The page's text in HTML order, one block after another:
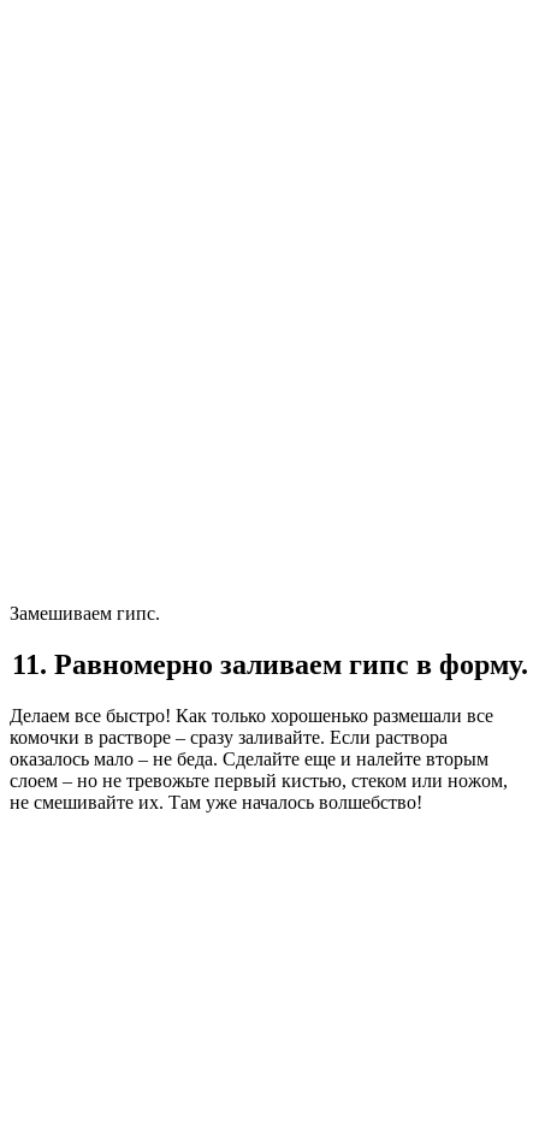
Замешиваем гипс.
11. Равномерно заливаем гипс в форму.
Делаем все быстро! Как только хорошенько размешали все
комочки в растворе – сразу заливайте. Если раствора
оказалось мало – не беда. Сделайте еще и налейте вторым
слоем – но не тревожьте первый кистью, стеком или ножом,
не смешивайте их. Там уже началось волшебство!